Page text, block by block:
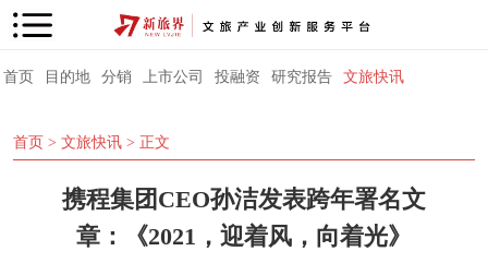
首页 目的地 分销 上市公司 投融资 研究报告 文旅快讯
首页 > 文旅快讯 > 正文
携程集团CEO孙洁发表跨年署名文
章：《2021，迎着风，向着光》